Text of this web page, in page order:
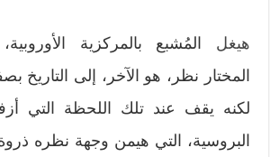
هيغل المُشبع بالمركزية
المختار نظر، هو الآخر، إلى التاريخ
لكنه يقف عند تلك اللحظة التي
البروسية، التي هيمن وجهة نظره ذروة